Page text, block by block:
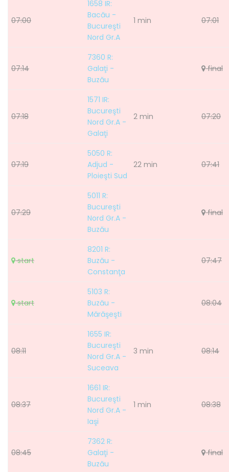
07:00
1658 IR:
Bacău -
Bucureşti
Nord Gr.A
1 min 07:01
07:14
7360 R:
Galaţi -
Buzău
final
07:18
1571 IR:
Bucureşti
Nord Gr.A -
Galaţi
2 min 07:20
07:19
5050 R:
Adjud -
Ploieşti Sud
22 min 07:41
07:29
5011 R:
Bucureşti
Nord Gr.A -
Buzău
final
start
8201 R:
Buzău -
Constanţa
07:47
start
5103 R:
Buzău -
Mărăşeşti
08:04
08:11
1655 IR:
Bucureşti
Nord Gr.A -
Suceava
3 min 08:14
08:37
1661 IR:
Bucureşti
Nord Gr.A -
Iaşi
1 min 08:38
08:45
7362 R:
Galaţi -
Buzău
final